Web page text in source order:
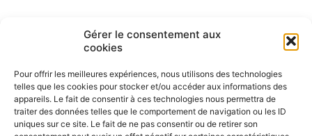
Gérer le consentement aux
cookies
Pour offrir les meilleures expériences, nous utilisons des technologies
telles que les cookies pour stocker et/ou accéder aux informations des
appareils. Le fait de consentir à ces technologies nous permettra de
traiter des données telles que le comportement de navigation ou les ID
uniques sur ce site. Le fait de ne pas consentir ou de retirer son
Navigation
de
l’article
ARTICLE PRÉCÉDENT